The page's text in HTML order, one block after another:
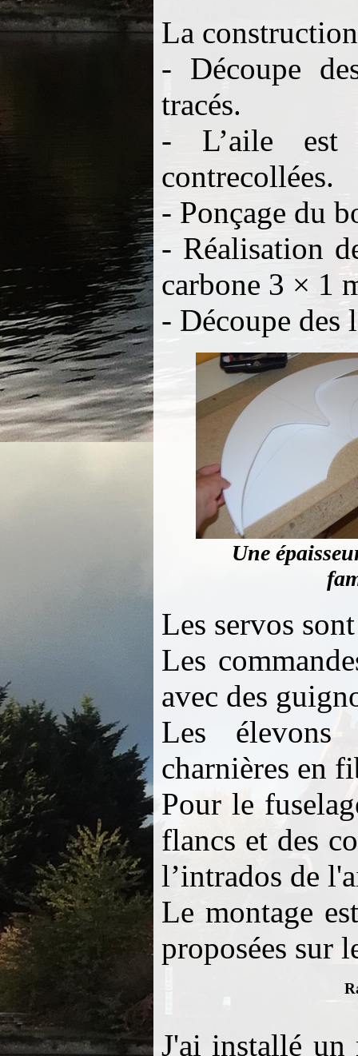
La
- Découpe
tracés.
- L’aile est
contrecollées.
- Ponçage du
- Réalisation
carbone 3 × 1
- Découpe des
Une
Les servos
Les
avec des
Les élevons
charnières en
Pour le
flancs et des
l’intrados de
Le montage
proposées sur
J'ai installé un